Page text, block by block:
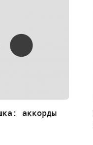
аккорды